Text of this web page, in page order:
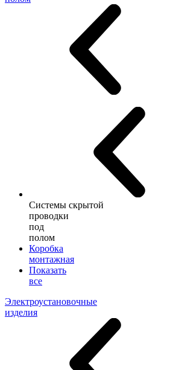
Системы скрытой
проводки
под
полом
Коробка
монтажная
Показать
все
Электроустановочные
изделия